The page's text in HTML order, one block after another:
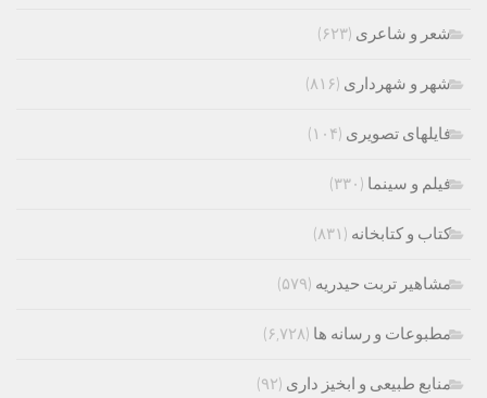
شعر و شاعری (۶۲۳)
شهر و شهرداری (۸۱۶)
فایلهای تصویری (۱۰۴)
فیلم و سینما (۳۳۰)
کتاب و کتابخانه (۸۳۱)
مشاهیر تربت حیدریه (۵۷۹)
مطبوعات و رسانه ها (۶,۷۲۸)
منابع طبیعی و ابخیز داری (۹۲)